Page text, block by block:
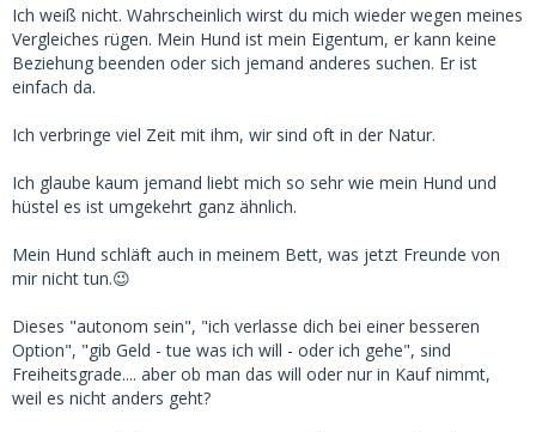
Ich weiß nicht. Wahrscheinlich wirst du mich wieder wegen meines
Vergleiches rügen. Mein Hund ist mein Eigentum, er kann keine
Beziehung beenden oder sich jemand anderes suchen. Er ist
einfach da.
Ich verbringe viel Zeit mit ihm, wir sind oft in der Natur.
Ich glaube kaum jemand liebt mich so sehr wie mein Hund und
hüstel es ist umgekehrt ganz ähnlich.
Mein Hund schläft auch in meinem Bett, was jetzt Freunde von
mir nicht tun.😉
Dieses "autonom sein", "ich verlasse dich bei einer besseren
Option", "gib Geld - tue was ich will - oder ich gehe", sind
Freiheitsgrade.... aber ob man das will oder nur in Kauf nimmt,
weil es nicht anders geht?